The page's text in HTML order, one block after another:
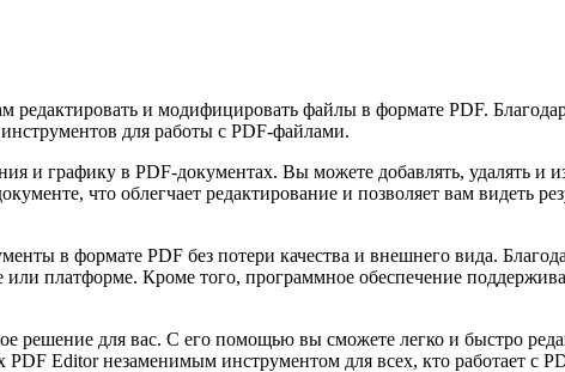
и модифицировать файлы в формате PDF.
для работы с PDF-файлами.
графику в PDF-документах. Вы можете добавлять, удалять и
что облегчает редактирование и позволяет вам видеть
в формате PDF без потери качества и внешнего вида.
платформе. Кроме того, программное обеспечение
для вас. С его помощью вы сможете легко и быстро
PDF Editor незаменимым инструментом для всех, кто работает с